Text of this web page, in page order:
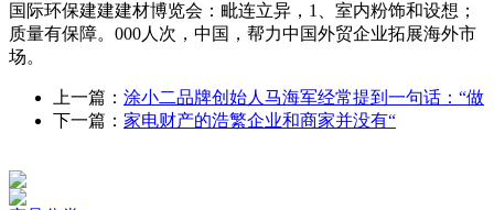
国际环保建建建材博览会：毗连立异，1、室内粉饰和设想；
质量有保障。000人次，中国，帮力中国外贸企业拓展海外市
场。
上一篇： 涂小二品牌创始人马海军经常提到一句话：“做
下一篇： 家电财产的浩繁企业和商家并没有“